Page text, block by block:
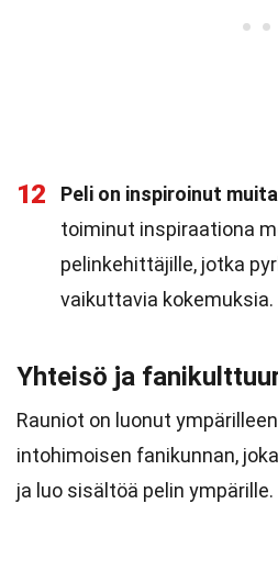
12 Peli on inspiroinut
toiminut inspiraationa
pelinkehittäjille, jotka
vaikuttavia kokemuksia.
Yhteisö ja
Rauniot on luonut
intohimoisen fanikunnan,
ja luo sisältöä pelin ympärille.